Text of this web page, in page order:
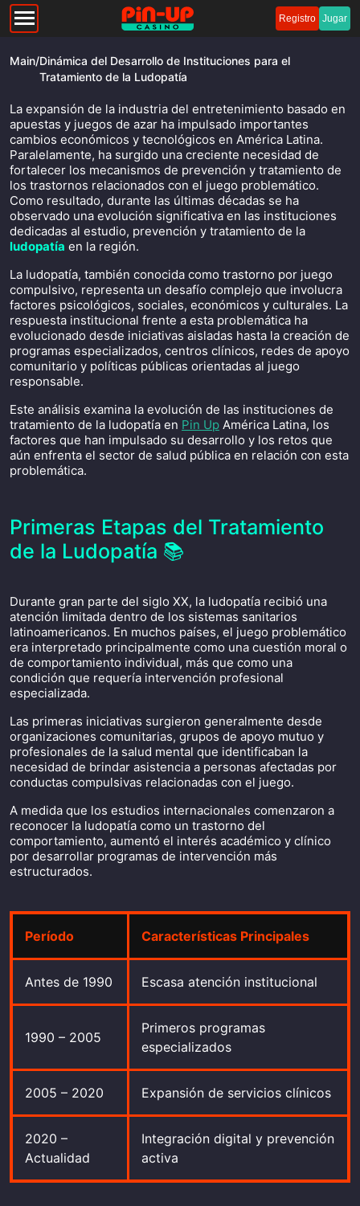
Registro Jugar
Main/Dinámica del Desarrollo de Instituciones para el
Tratamiento de la Ludopatía
La expansión de la industria del entretenimiento basado en
apuestas y juegos de azar ha impulsado importantes
cambios económicos y tecnológicos en América Latina.
Paralelamente, ha surgido una creciente necesidad de
fortalecer los mecanismos de prevención y tratamiento de
los trastornos relacionados con el juego problemático.
Como resultado, durante las últimas décadas se ha
observado una evolución significativa en las instituciones
dedicadas al estudio, prevención y tratamiento de la
ludopatía en la región.
La ludopatía, también conocida como trastorno por juego
compulsivo, representa un desafío complejo que involucra
factores psicológicos, sociales, económicos y culturales. La
respuesta institucional frente a esta problemática ha
evolucionado desde iniciativas aisladas hasta la creación de
programas especializados, centros clínicos, redes de apoyo
comunitario y políticas públicas orientadas al juego
responsable.
Este análisis examina la evolución de las instituciones de
tratamiento de la ludopatía en Pin Up América Latina, los
factores que han impulsado su desarrollo y los retos que
aún enfrenta el sector de salud pública en relación con esta
problemática.
Primeras Etapas del Tratamiento
de la Ludopatía 📚
Durante gran parte del siglo XX, la ludopatía recibió una
atención limitada dentro de los sistemas sanitarios
latinoamericanos. En muchos países, el juego problemático
era interpretado principalmente como una cuestión moral o
de comportamiento individual, más que como una
condición que requería intervención profesional
especializada.
Las primeras iniciativas surgieron generalmente desde
organizaciones comunitarias, grupos de apoyo mutuo y
profesionales de la salud mental que identificaban la
necesidad de brindar asistencia a personas afectadas por
conductas compulsivas relacionadas con el juego.
A medida que los estudios internacionales comenzaron a
reconocer la ludopatía como un trastorno del
comportamiento, aumentó el interés académico y clínico
por desarrollar programas de intervención más
estructurados.
Período Características Principales
Antes de 1990 Escasa atención institucional
1990 – 2005
Primeros programas
especializados
2005 – 2020 Expansión de servicios clínicos
2020 –
Actualidad
Integración digital y prevención
activa